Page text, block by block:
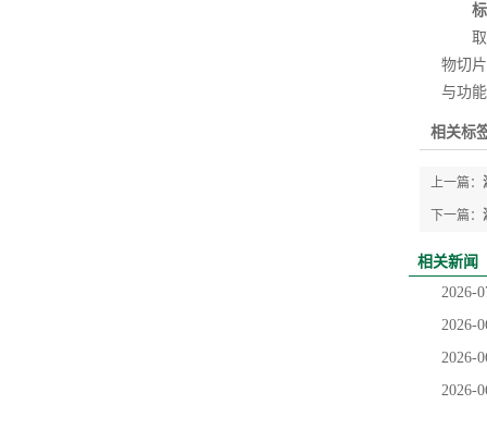
标记
取材
物切
与功能
相关标
上一篇：
下一篇：
相关新闻
2026-
2026-
2026-
2026-